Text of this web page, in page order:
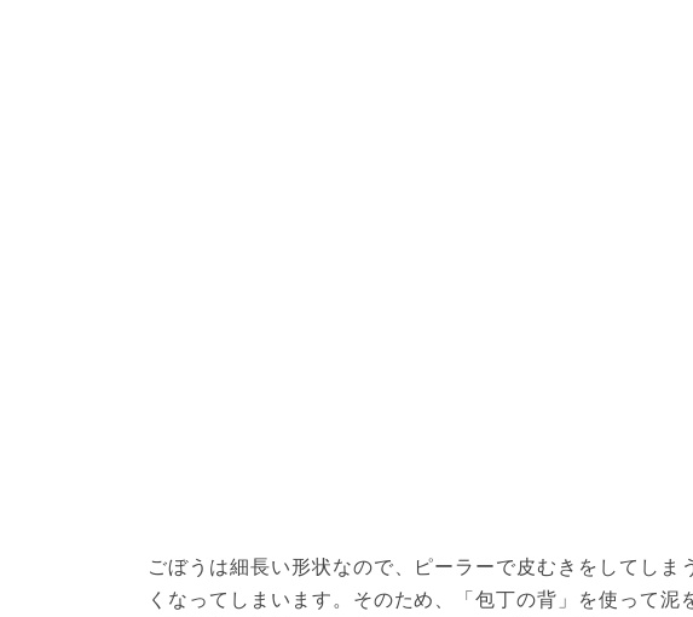
ごぼうは細長い形状なので、ピーラーで皮むきをしてしま
くなってしまいます。そのため、「包丁の背」を使って